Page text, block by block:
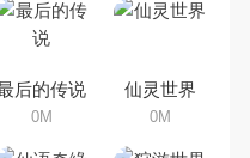
机游戏有哪些呢？游戏今天，
下载站小编芒果味的怪咖给大
欢迎大家前来选择下载体验
后的传说
0M
仙灵世界
0M